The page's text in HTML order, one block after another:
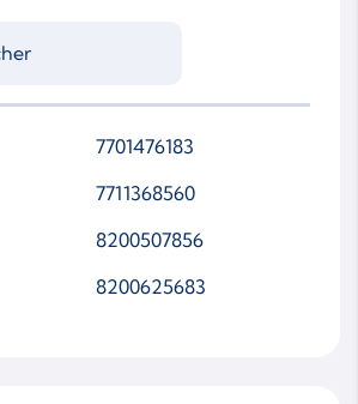
7701476183
7711368560
8200507856
8200625683